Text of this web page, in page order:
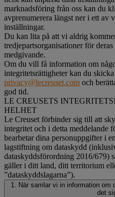
marknadsföring från oss kan du
avprenumerera längst ner i ett av
inställningar.
Du kan lita på att vi aldrig
tredjepartsorganisationer för
medgivande.
Om du vill få information om
integritetsrättigheter kan du
privacy@lecreuset.com och
god tid.
LE CREUSETS
HELHET
Le Creuset förbinder sig till att
integritet och i detta meddelande
bearbetar dina personuppgifter i
lagstiftning om dataskydd
dataskyddsförordning 2016/679)
gäller i ditt land, ditt territorium
”dataskyddslagarna”).
1. När samlar vi in information om
det